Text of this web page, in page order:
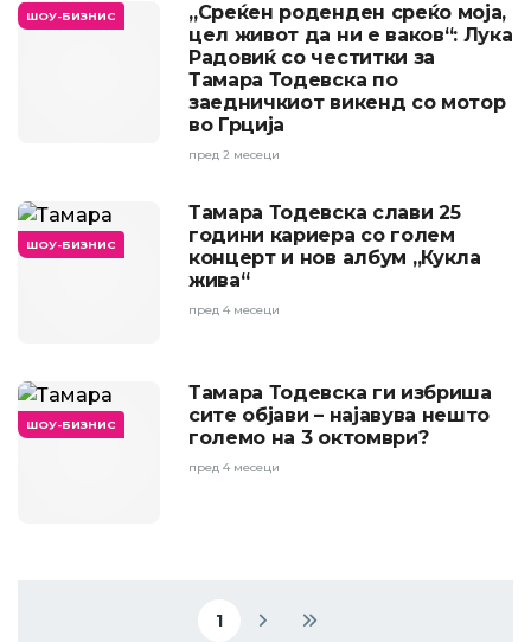
ШОУ-БИЗНИС
„Среќен роденден среќо моја,
цел живот да ни е ваков“: Лука
Радовиќ со честитки за
Тамара Тодевска по
заедничкиот викенд со мотор
во Грција
пред 2 месеци
ШОУ-БИЗНИС
Тамара Тодевска слави 25
години кариера со голем
концерт и нов албум „Кукла
жива“
пред 4 месеци
ШОУ-БИЗНИС
Тамара Тодевска ги избриша
сите објави – најавува нешто
големо на 3 октомври?
пред 4 месеци
Current page
1 Next pageLast page